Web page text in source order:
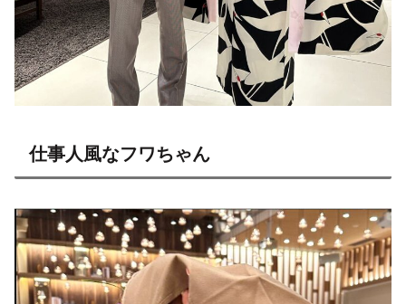
仕事人風なフワちゃん